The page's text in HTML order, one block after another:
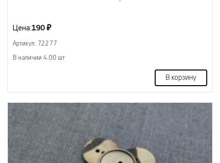
Цена:190 ₽
Артикул: 72277
В наличии 4.00 шт
В корзину